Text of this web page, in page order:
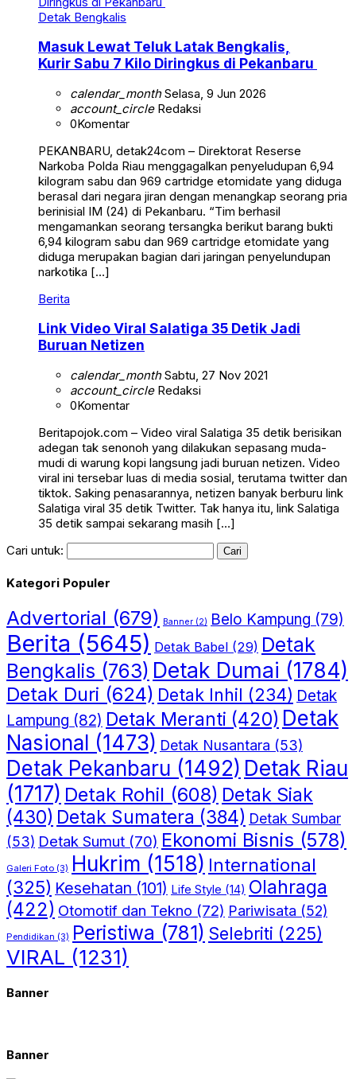
Detak Bengkalis
Masuk Lewat Teluk Latak Bengkalis,
Kurir Sabu 7 Kilo Diringkus di Pekanbaru
calendar_monthSelasa, 9 Jun 2026
account_circleRedaksi
0Komentar
PEKANBARU, detak24com – Direktorat Reserse
Narkoba Polda Riau menggagalkan penyeludupan 6,94
kilogram sabu dan 969 cartridge etomidate yang diduga
berasal dari negara jiran dengan menangkap seorang pria
berinisial IM (24) di Pekanbaru. “Tim berhasil
mengamankan seorang tersangka berikut barang bukti
6,94 kilogram sabu dan 969 cartridge etomidate yang
diduga merupakan bagian dari jaringan penyelundupan
narkotika […]
Berita
Link Video Viral Salatiga 35 Detik Jadi
Buruan Netizen
calendar_monthSabtu, 27 Nov 2021
account_circleRedaksi
0Komentar
Beritapojok.com – Video viral Salatiga 35 detik berisikan
adegan tak senonoh yang dilakukan sepasang muda-
mudi di warung kopi langsung jadi buruan netizen. Video
viral ini tersebar luas di media sosial, terutama twitter dan
tiktok. Saking penasarannya, netizen banyak berburu link
Salatiga viral 35 detik Twitter. Tak hanya itu, link Salatiga
35 detik sampai sekarang masih […]
Cari untuk:
Kategori Populer
Advertorial (679) Banner (2) Belo Kampung (79)
Berita (5645) Detak Babel (29) Detak
Bengkalis (763) Detak Dumai (1784)
Detak Duri (624) Detak Inhil (234) Detak
Lampung (82) Detak Meranti (420) Detak
Nasional (1473) Detak Nusantara (53)
Detak Pekanbaru (1492) Detak Riau
(1717) Detak Rohil (608) Detak Siak
(430) Detak Sumatera (384) Detak Sumbar
(53) Detak Sumut (70) Ekonomi Bisnis (578)
Galeri Foto (3) Hukrim (1518) International
(325) Kesehatan (101) Life Style (14) Olahraga
(422) Otomotif dan Tekno (72) Pariwisata (52)
Pendidikan (3) Peristiwa (781) Selebriti (225)
VIRAL (1231)
Banner
Banner